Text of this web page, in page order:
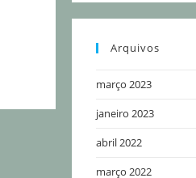
Arquivos
março 2023
janeiro 2023
abril 2022
março 2022